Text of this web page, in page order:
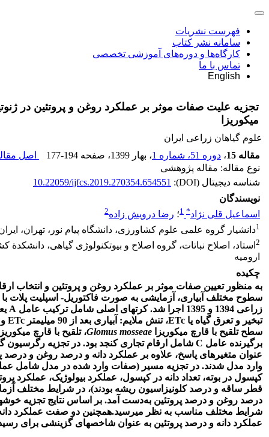
فهرست نشریات
سامانه نشر کتاب
کارگاه‌ها و دوره‌های آموزشی تخصصی
تماس با ما
English
تجزیه علیت صفات موثر بر عملکرد روغن و پروتئین در
میکوریزا
علوم گیاهان زراعی ایران
مقاله 15
، دوره 51، شماره 1 ، بهار 1399 ، صفحه 177-194
اصل
نوع مقاله: مقاله پژوهشی
شناسه دیجیتال (DOI):
10.22059/ijfcs.2019.270354.654551
نویسندگان
اسماعیل قلی نژاد*
1؛ رضا درویش زاده2
1دانشیار گروه علمی علوم کشاورزی، دانشگاه پیام نور، تهران،
2 استاد، اصلاح نباتات، گروه اصلاح و بیوتکنولوژی گیاهی،
ارومیه
چکیده
به منظور تعیین صفات موثر بر عملکرد روغن و پروتئین و انتخاب
سطوح مختلف آبیاری، آزمایشی به صورت فاکتوریل- اسپلیت پلات
زراعی 1394 و 1395 اجرا شد. کرت­های اصلی شامل ترکیب عامل
A
تبخیر و تعرق گیاه یا ETc، تنش ملایم: آبیاری بعد از 90 میلیمتر ETc و
سطح تلقیح با قارچ میکوریزا Glomus mosseae، تلقیح با قارچ
برگیرنده عامل C شامل ارقام تجاری کنجد بود. در تجزیه رگرسیون
عنوان متغیرهای پاسخ، علاوه بر عملکرد دانه و درصد روغن و
وارد مدل شدند. در تجزیه مسیر (صفات وارد شده در مدل شامل
قطر ساقه و درصد کلونیزاسیون ریشه بودند)، در شرایط مختلف
شرایط مختلف مناسب به نظر می­رسید.همچنین دو صفت عملکرد
عملکرد دانه و درصد پروتئین به عنوان شاخص­های گزینشی برای